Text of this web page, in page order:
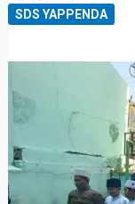
SDS YAPPENDA